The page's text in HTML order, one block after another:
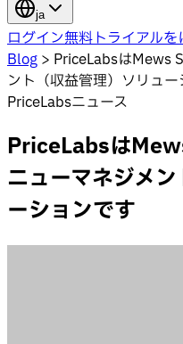
ja
ログイン無料トライアルを
Blog > PriceLabsはMews
ント（収益管理）ソリュ
PriceLabsニュース
PriceLabsは
ニューマネジメ
ーションです